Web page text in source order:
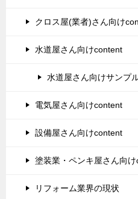
クロス屋(業者)さん向け
水道屋さん向けcontent
水道屋さん向けサンプ
電気屋さん向けcontent
設備屋さん向けcontent
塗装業・ペンキ屋さん向
リフォーム業界の現状